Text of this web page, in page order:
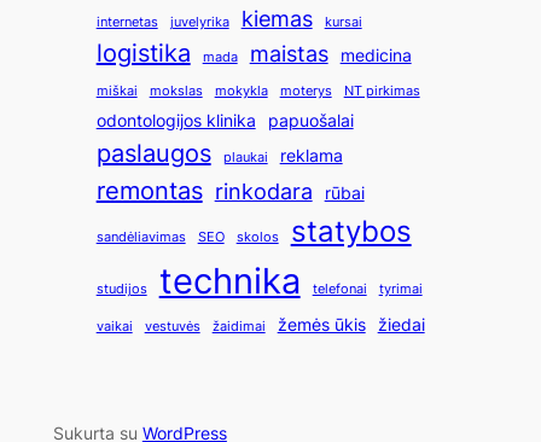
internetas juvelyrika kiemas kursai
logistika mada maistas medicina
miškai mokslas mokykla moterys NT pirkimas
odontologijos klinika papuošalai
paslaugos plaukai reklama
remontas rinkodara rūbai
sandėliavimas SEO skolos statybos
studijos technika telefonai tyrimai
vaikai vestuvės žaidimai žemės ūkis žiedai
Sukurta su WordPress